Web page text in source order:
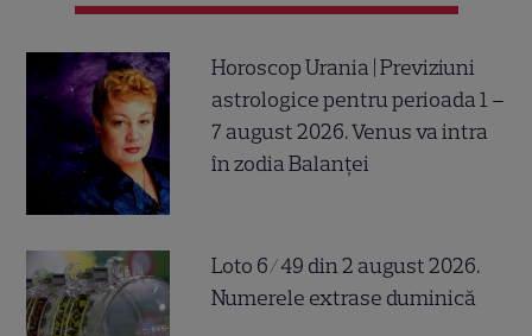
Horoscop Urania | Previziuni
astrologice pentru perioada 1 –
7 august 2026. Venus va intra
în zodia Balanței
Loto 6/49 din 2 august 2026.
Numerele extrase duminică